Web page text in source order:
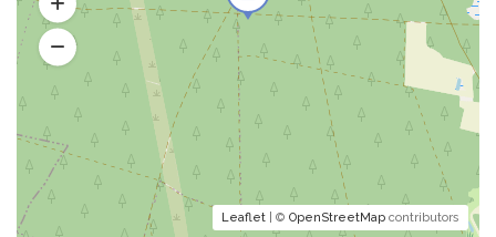
Leaflet | © OpenStreetMap contributors